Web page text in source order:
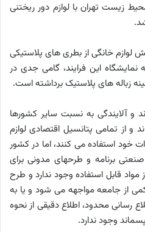
زیست تهران با لوازم دور ریختنی
لوازم خانگی از بطری های پلاستیکی
این فرایند، گامی جدی در
زباله های پلاستیک برداشته است.
و آلایندگی به نسبت سایر کشورها
و از تمامی پتانسیل اقتصادی لوازم
خود استفاده می کنند، اما در کشور
برنامه و طرحهای مدونی برای
مواد قابل استفاده وجود ندارد و طرح
از جامعه مواجهه می شود و یا به
رسانی محدود، اطلاع دقیقی از نحوه
وجود ندارد.